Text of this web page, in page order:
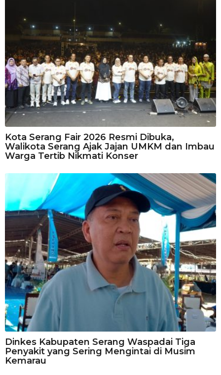
Kota Serang Fair 2026 Resmi Dibuka,
Walikota Serang Ajak Jajan UMKM dan Imbau
Warga Tertib Nikmati Konser
Dinkes Kabupaten Serang Waspadai Tiga
Penyakit yang Sering Mengintai di Musim
Kemarau